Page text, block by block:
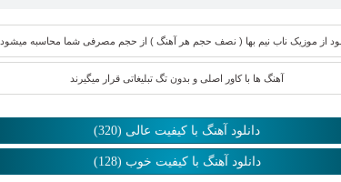
از موزیک ناب نیم بها ( نصف حجم هر آهنگ ) از حجم مصرفی شما محاسبه میشود
آهنگ ها با کاور اصلی و بدون تگ تبلیغاتی قرار میگیرند
دانلود آهنگ با کیفیت عالی (320)
دانلود آهنگ با کیفیت خوب (128)